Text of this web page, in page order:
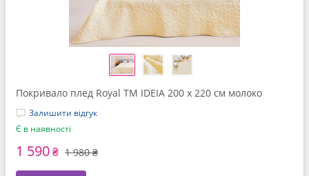
Покривало плед Royal TM IDEIA 200 x 220 см молоко
Залишити відгук
Є в наявності
1 590₴ 1 980 ₴